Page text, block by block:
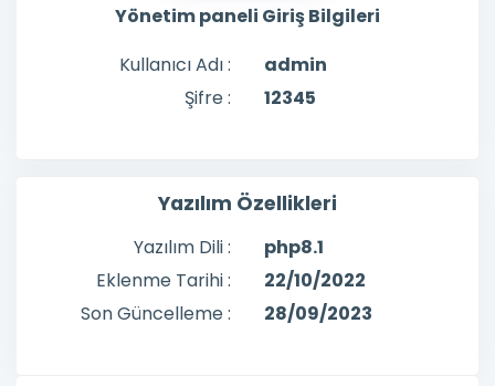
Yönetim paneli Giriş Bilgileri
Kullanıcı Adı :
admin
Şifre :
12345
Yazılım Özellikleri
Yazılım Dili :
php8.1
Eklenme Tarihi :
22/10/2022
Son Güncelleme :
28/09/2023